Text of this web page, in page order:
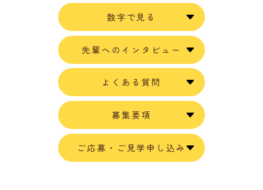
数字で見る
先輩へのインタビュー
よくある質問
募集要項
ご応募・ご見学申し込み